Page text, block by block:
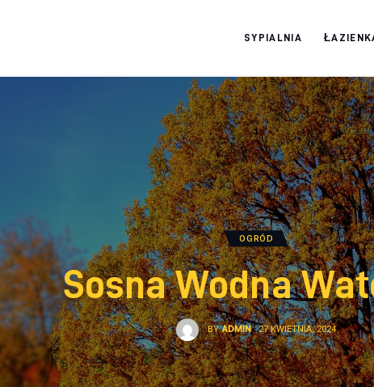
SYPIALNIA
OGRÓD
Sosna Wodna
BY ADMIN 27 KWIETNIA, 2024